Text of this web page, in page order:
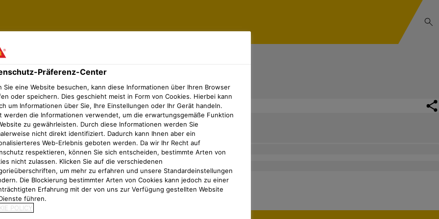
VideosSarnafil®FlüssigkunststoffSystemergänzungen
Präferenz-Center
Sie eine Website besuchen, kann diese Informationen über Ihren Browser
oder speichern. Dies geschieht meist in Form von Cookies. Hierbei kann
um Informationen über Sie, Ihre Einstellungen oder Ihr Gerät handeln.
werden die Informationen verwendet, um die erwartungsgemäße Funktion
zu gewährleisten. Durch diese Informationen werden Sie
nicht direkt identifiziert. Dadurch kann Ihnen aber ein
Web-Erlebnis geboten werden. Da wir Ihr Recht auf
respektieren, können Sie sich entscheiden, bestimmte Arten von
nicht zulassen. Klicken Sie auf die verschiedenen
um mehr zu erfahren und unsere Standardeinstellungen
Die Blockierung bestimmter Arten von Cookies kann jedoch zu einer
Erfahrung mit der von uns zur Verfügung gestellten Website
führen.
POLICY